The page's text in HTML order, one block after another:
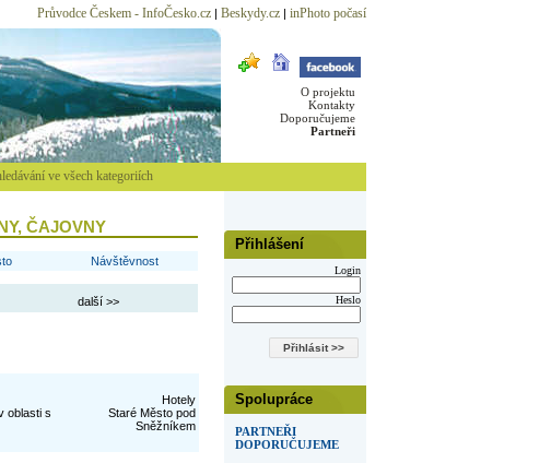
Průvodce Českem - InfoČesko.cz| Beskydy.cz| inPhoto počasí
O projektu
Kontakty
Doporučujeme
Partneři
ve všech kategoriích
Přihlášení
Login
Heslo
Spolupráce
PARTNEŘI
DOPORUČUJEME
ČAJOVNY
Návštěvnost
další >>
oblasti s
Hotely
Staré Město pod
Sněžníkem